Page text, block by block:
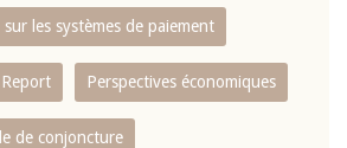
les systèmes de paiement
Perspectives économiques
de conjoncture